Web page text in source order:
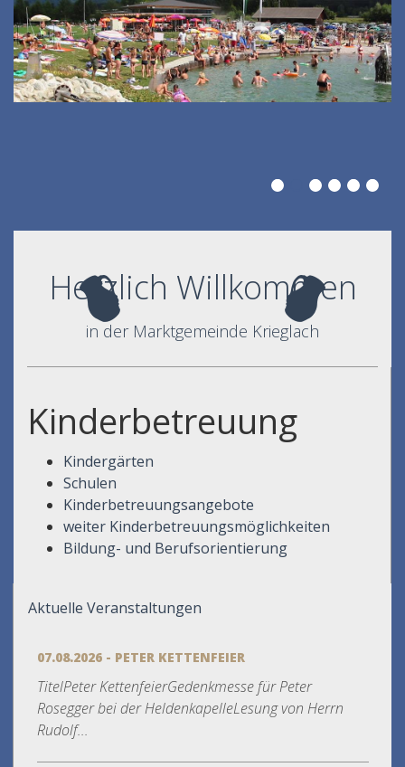
Herzlich Willkommen
in der Marktgemeinde Krieglach
Kinderbetreuung
Kindergärten
Schulen
Kinderbetreuungsangebote
weiter Kinderbetreuungsmöglichkeiten
Bildung- und Berufsorientierung
Aktuelle Veranstaltungen
07.08.2026 - PETER KETTENFEIER
TitelPeter KettenfeierGedenkmesse für Peter
Rosegger bei der HeldenkapelleLesung von Herrn
Rudolf...